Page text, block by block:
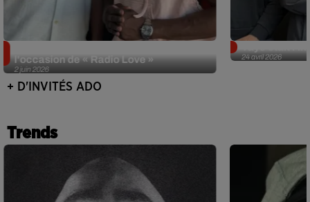
2 juin 2026
l'occasion de « Radio Love »
24 avril 2026
+ D'INVITÉS ADO
Trends